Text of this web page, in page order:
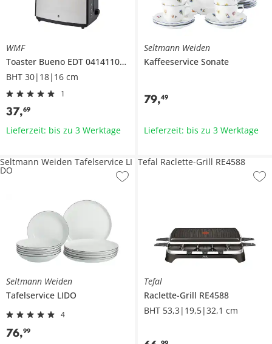
WMF
Toaster Bueno EDT 0414110011
BHT 30|18|16 cm
1
37,69
Lieferzeit: bis zu 3 Werktage
Seltmann Weiden
Kaffeeservice Sonate
79,49
Lieferzeit: bis zu 3 Werktage
Seltmann Weiden
Tafelservice LIDO
4
76,99
Seltmann Weiden Tafelservice LI
DO
Tefal
Raclette-Grill RE4588
BHT 53,3|19,5|32,1 cm
Tefal Raclette-Grill RE4588